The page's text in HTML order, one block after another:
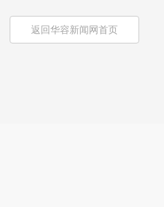
返回华容新闻网首页